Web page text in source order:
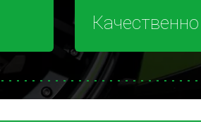
Качественно